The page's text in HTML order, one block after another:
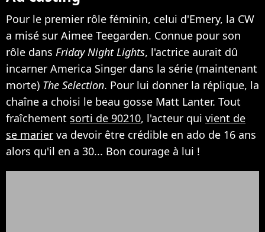
Pour le premier rôle féminin, celui d'Emery, la CW
a misé sur Aimee Teegarden. Connue pour son
rôle dans Friday Night Lights, l'actrice aurait dû
incarner America Singer dans la série (maintenant
morte) The Selection. Pour lui donner la réplique, la
chaîne a choisi le beau gosse Matt Lanter. Tout
fraîchement sorti de 90210, l'acteur qui vient de
se marier va devoir être crédible en ado de 16 ans
alors qu'il en a 30... Bon courage à lui !